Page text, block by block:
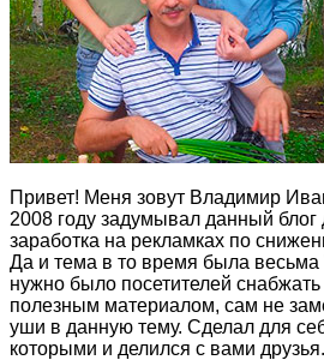
Привет! Меня зовут Владимир
2008 году задумывал данный
заработка на рекламках по
Да и тема в то время была весьма
нужно было посетителей
полезным материалом, сам не
уши в данную тему. Сделал для
которыми и делился с вами друзья.